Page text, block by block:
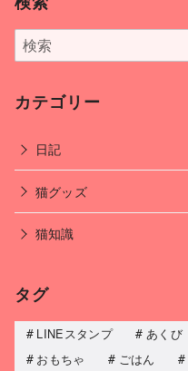
カテゴリー
日記
猫グッズ
猫知識
タグ
LINEスタンプ あくび
おもちゃ
ごはん